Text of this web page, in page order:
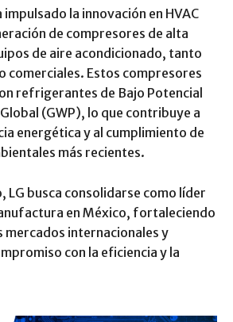
impulsado la innovación en HVAC
de compresores de alta
de aire acondicionado, tanto
comerciales. Estos compresores
refrigerantes de Bajo Potencial
(GWP), lo que contribuye a
energética y al cumplimiento de
más recientes.
LG busca consolidarse como líder
en México, fortaleciendo
mercados internacionales y
con la eficiencia y la